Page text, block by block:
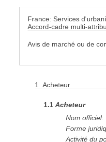
France: Services
Accord-cadre multi-
Avis de marché ou de
1.Acheteur
1.1Acheteur
Nom officiel:
Forme
Activité du